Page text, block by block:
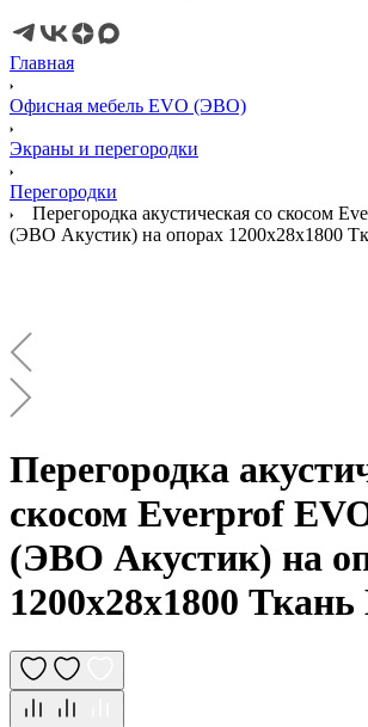
Главная
Офисная мебель EVO (ЭВО)
Экраны и перегородки
Перегородки
Перегородка акустическая со скосом
(ЭВО Акустик) на опорах 1200х28х1800
Перегородка
скосом Everprof
(ЭВО Акустик) на
1200х28х1800